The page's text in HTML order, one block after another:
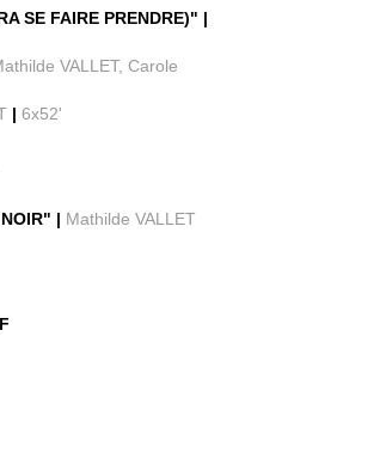
SE FAIRE PRENDRE)" |
VALLET, Carole
|6x52'
| Mathilde VALLET